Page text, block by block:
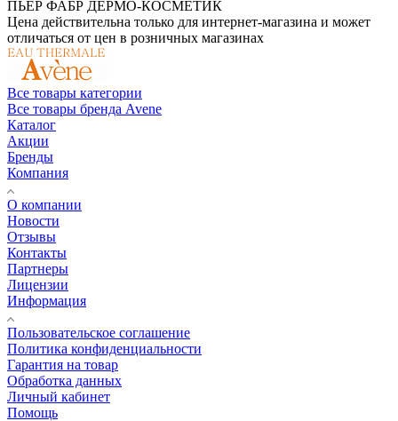
ПЬЕР ФАБР ДЕРМО-КОСМЕТИК
Цена действительна только для интернет-магазина и может
отличаться от цен в розничных магазинах
Все товары категории
Все товары бренда Avene
Каталог
Акции
Бренды
Компания
О компании
Новости
Отзывы
Контакты
Партнеры
Лицензии
Информация
Пользовательское соглашение
Политика конфиденциальности
Гарантия на товар
Обработка данных
Личный кабинет
Помощь